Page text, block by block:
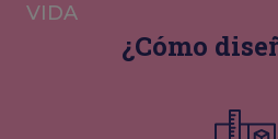
VIDA
¿Cómo